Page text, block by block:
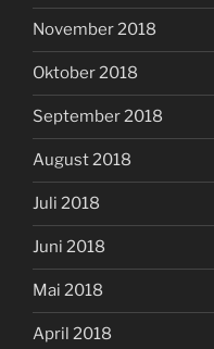
November 2018
Oktober 2018
September 2018
August 2018
Juli 2018
Juni 2018
Mai 2018
April 2018